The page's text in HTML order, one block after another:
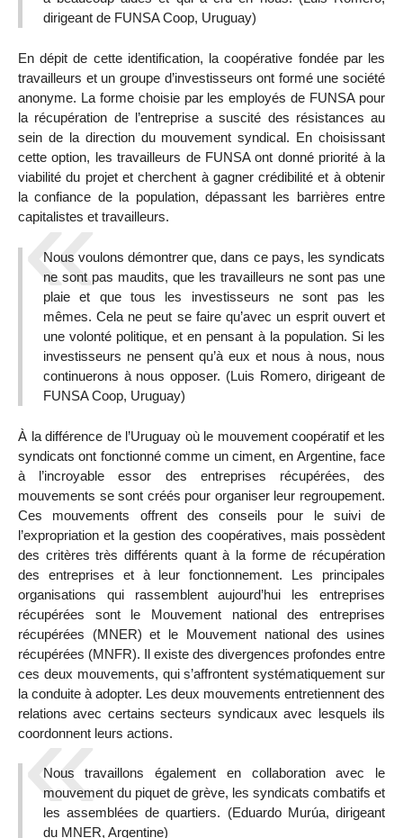
dirigeant de FUNSA Coop, Uruguay)
En dépit de cette identification, la coopérative fondée par les
travailleurs et un groupe d’investisseurs ont formé une société
anonyme. La forme choisie par les employés de FUNSA pour
la récupération de l’entreprise a suscité des résistances au
sein de la direction du mouvement syndical. En choisissant
cette option, les travailleurs de FUNSA ont donné priorité à la
viabilité du projet et cherchent à gagner crédibilité et à obtenir
la confiance de la population, dépassant les barrières entre
capitalistes et travailleurs.
Nous voulons démontrer que, dans ce pays, les syndicats
ne sont pas maudits, que les travailleurs ne sont pas une
plaie et que tous les investisseurs ne sont pas les
mêmes. Cela ne peut se faire qu’avec un esprit ouvert et
une volonté politique, et en pensant à la population. Si les
investisseurs ne pensent qu’à eux et nous à nous, nous
continuerons à nous opposer. (Luis Romero, dirigeant de
FUNSA Coop, Uruguay)
À la différence de l’Uruguay où le mouvement coopératif et les
syndicats ont fonctionné comme un ciment, en Argentine, face
à l’incroyable essor des entreprises récupérées, des
mouvements se sont créés pour organiser leur regroupement.
Ces mouvements offrent des conseils pour le suivi de
l’expropriation et la gestion des coopératives, mais possèdent
des critères très différents quant à la forme de récupération
des entreprises et à leur fonctionnement. Les principales
organisations qui rassemblent aujourd’hui les entreprises
récupérées sont le Mouvement national des entreprises
récupérées (MNER) et le Mouvement national des usines
récupérées (MNFR). Il existe des divergences profondes entre
ces deux mouvements, qui s’affrontent systématiquement sur
la conduite à adopter. Les deux mouvements entretiennent des
relations avec certains secteurs syndicaux avec lesquels ils
coordonnent leurs actions.
Nous travaillons également en collaboration avec le
mouvement du piquet de grève, les syndicats combatifs et
les assemblées de quartiers. (Eduardo Murúa, dirigeant
du MNER, Argentine)